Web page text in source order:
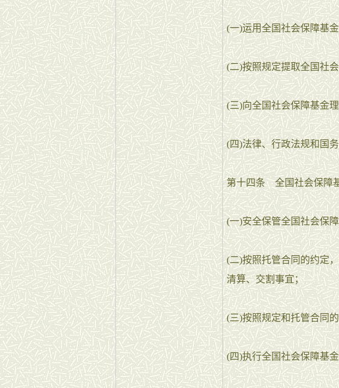
(一)运用全国社会保障基
(二)按照规定提取全国社
(三)向全国社会保障基金
(四)法律、行政法规和国
第十四条 全国社会保障
(一)安全保管全国社会保
(二)按照托管合同的约定
清算、交割事宜；
(三)按照规定和托管合同
(四)执行全国社会保障基